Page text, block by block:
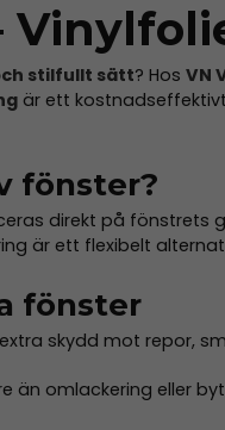
stilfullt sätt? Hos VN
är ett
fönster?
direkt på
är ett flexibelt
fönster
skydd mot repor,
än omlackering eller